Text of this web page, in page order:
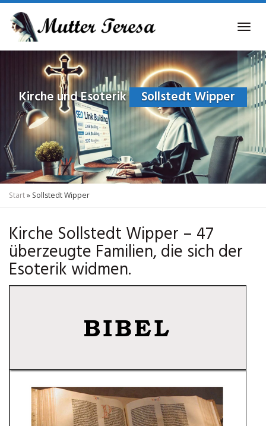
Skip
main
Kirche und Esoterik Sollstedt Wipper
Start» Sollstedt Wipper
Kirche Sollstedt Wipper – 47
überzeugte Familien, die sich der
Esoterik widmen.